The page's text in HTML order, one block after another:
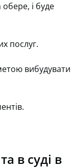
і буде
послуг.
вибудувати
в суді в